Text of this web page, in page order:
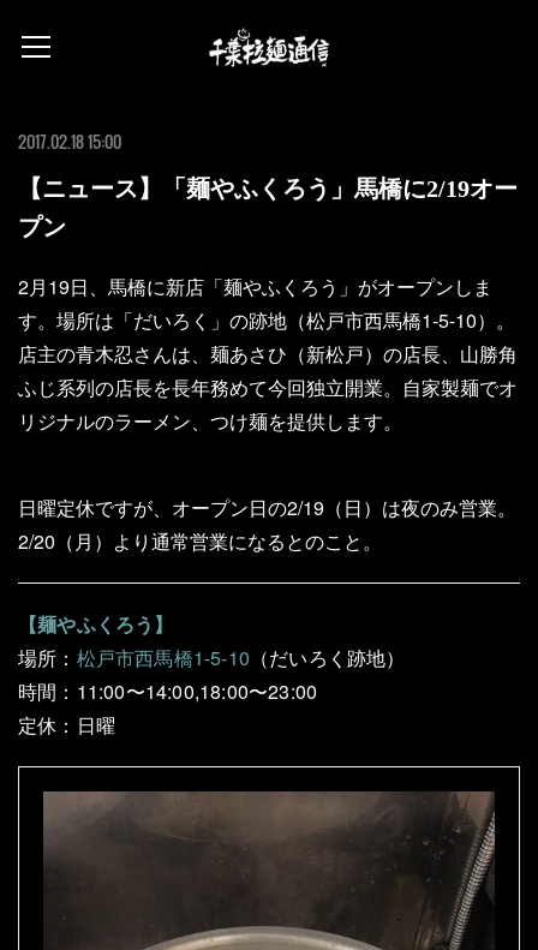
2017.02.18 15:00
【ニュース】「麺やふくろう」馬橋に2/19オー
プン
2月19日、馬橋に新店「麺やふくろう」がオープンしま
す。場所は「だいろく」の跡地（松戸市西馬橋1-5-10）。
店主の青木忍さんは、麺あさひ（新松戸）の店長、山勝角
ふじ系列の店長を長年務めて今回独立開業。自家製麺でオ
リジナルのラーメン、つけ麺を提供します。
日曜定休ですが、オープン日の2/19（日）は夜のみ営業。
2/20（月）より通常営業になるとのこと。
【麺やふくろう】
場所： 松戸市西馬橋1-5-10 （だいろく跡地）
時間：11:00〜14:00,18:00〜23:00
定休：日曜